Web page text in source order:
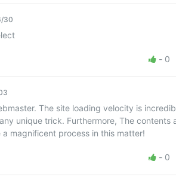
30
- 0
The site loading velocity is
unique trick. Furthermore, The contents
magnificent process in this matter!
- 0